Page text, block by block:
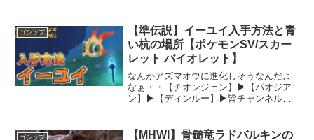
ているのが「モイスト バハゲル」です。
この製品にはBHA（...
ゴシップ
【準伝説】イーユイ入手方法と青
い杭の場所【ポケモンSV/スカー
レット バイオレット】
なんかアズマオウに進化しそうなんだよ
なぁ・・【チオンジェン】▶【パオジア
ン】▶【ディンルー】▶皆チャンネル登
登録はこちら】▶【Twitter】▶#準伝説準
ゴシップ
【MHWI】骨鎚竜ラドバルキンの